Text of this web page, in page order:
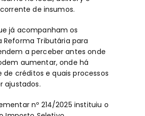
de insumos.
já acompanham os
Reforma Tributária para
a perceber antes onde
aumentar, onde há
de créditos e quais processos
ajustados.
nº 214/2025 instituiu o